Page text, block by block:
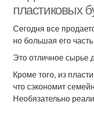
пластиковых
Сегодня все
но большая его
Это отличное сырье
Кроме того, из
что сэкономит
Необязательно